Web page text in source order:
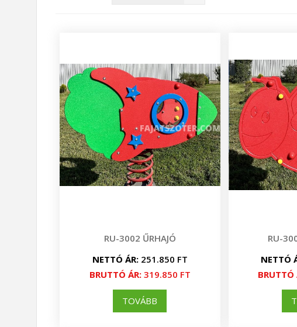
RU-3002 ŰRHAJÓ
NETTÓ ÁR:251.850 FT
BRUTTÓ ÁR:319.850 FT
TOVÁBB
RU-
NETTÓ
BRUTTÓ